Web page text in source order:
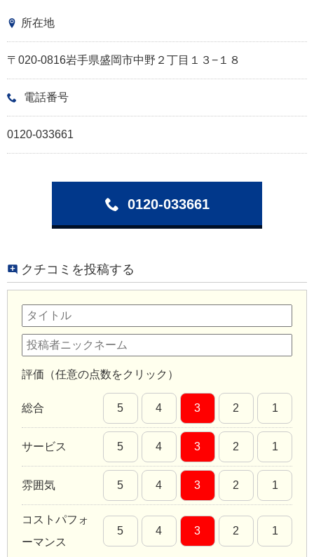
所在地
〒020-0816岩手県盛岡市中野２丁目１３−１８
電話番号
0120-033661
0120-033661
クチコミを投稿する
評価（任意の点数をクリック）
総合 5 4 3 2 1
サービス 5 4 3 2 1
雰囲気 5 4 3 2 1
コストパフォ
ーマンス
5 4 3 2 1